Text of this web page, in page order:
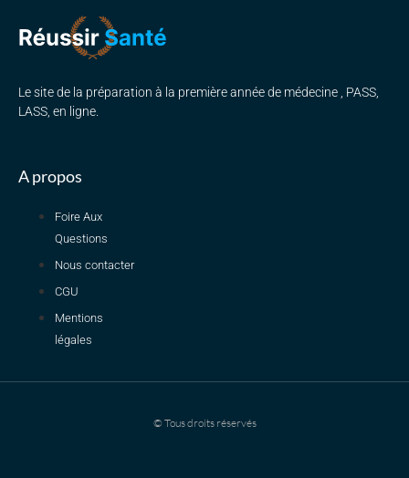
Le site de la préparation à la première année de médecine , PASS,
LASS, en ligne.
A propos
Foire Aux
Questions
Nous contacter
CGU
Mentions
légales
© Tous droits réservés